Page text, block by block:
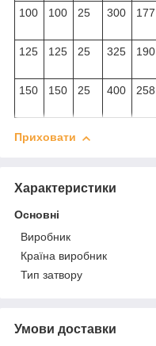
100
100 25 300 177
125
125 25 325 190
150
150 25 400 258
Приховати
Характеристики
Основні
Виробник
Країна виробник
Тип затвору
Умови доставки